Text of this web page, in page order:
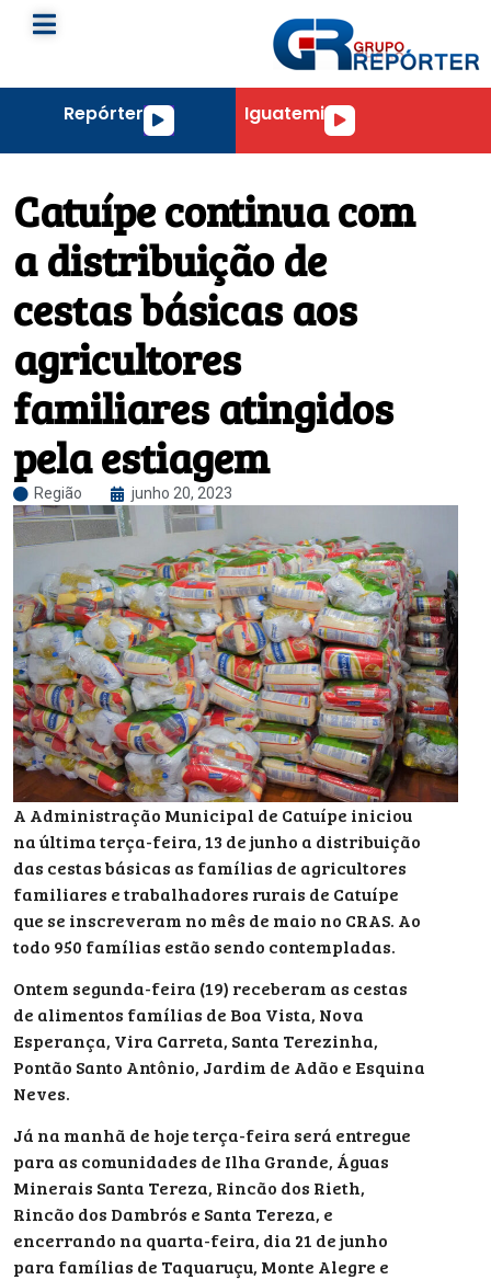
RepórterTocador
IguatemiTocador
Catuípe continua com
a distribuição de
cestas básicas aos
agricultores
familiares atingidos
pela estiagem
Região junho 20, 2023
A Administração Municipal de Catuípe iniciou
na última terça-feira, 13 de junho a distribuição
das cestas básicas as famílias de agricultores
familiares e trabalhadores rurais de Catuípe
que se inscreveram no mês de maio no CRAS. Ao
todo 950 famílias estão sendo contempladas.
Ontem segunda-feira (19) receberam as cestas
de alimentos famílias de Boa Vista, Nova
Esperança, Vira Carreta, Santa Terezinha,
Pontão Santo Antônio, Jardim de Adão e Esquina
Neves.
Já na manhã de hoje terça-feira será entregue
para as comunidades de Ilha Grande, Águas
Minerais Santa Tereza, Rincão dos Rieth,
Rincão dos Dambrós e Santa Tereza, e
encerrando na quarta-feira, dia 21 de junho
para famílias de Taquaruçu, Monte Alegre e